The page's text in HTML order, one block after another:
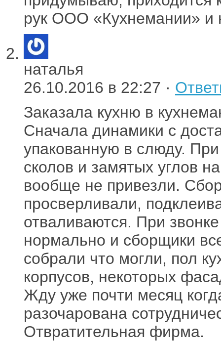
рук ООО «Кухнемании» и
наталья
26.10.2016 в 22:27 ·
Заказала кухню в
Сначала динамики с
упакованную в слюду.
сколов и замятых углов
вообще не привезли.
просверливали,
отваливаются. При
нормально и сборщики
собрали что могли, пол
корпусов, некоторых
Жду уже почти месяц
разочарована
Отвратительная фирма.